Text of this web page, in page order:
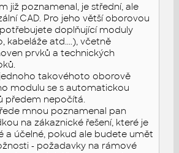
již poznamenal, je střední, ale
CAD. Pro jeho větší oborovou
doplňující moduly
kabeláže atd....), včetně
prvků a technických
takovéhoto oborově
modulu se s automatickou
předem nepočítá.
mnou poznamenal pan
na zákaznické řešení, které je
a účelné, pokud ale budete umět
- požadavky na rámové